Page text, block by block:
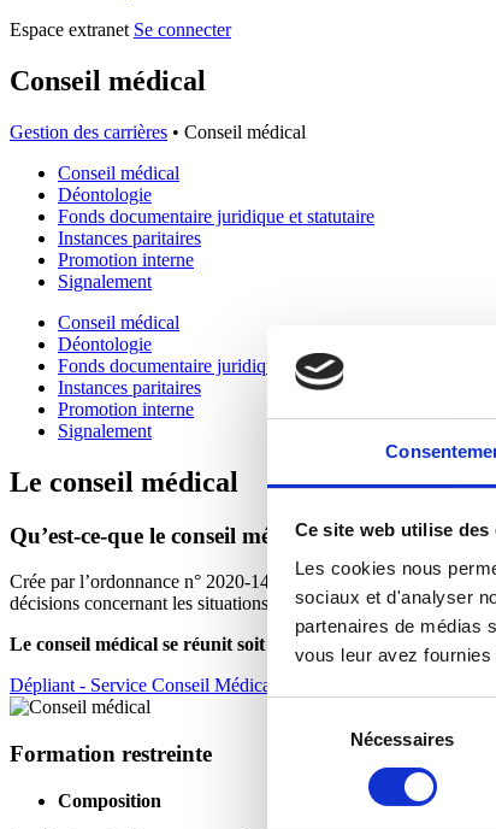
Ce site web utilise des
Les cookies nous
sociaux et d'analyser
partenaires de médias
vous leur avez
consentement
Nécessaires
Espace extranet Se connecter
Conseil médical
Gestion des carrières • Conseil médical
Conseil médical
Déontologie
Fonds documentaire juridique et statutaire
Instances paritaires
Promotion interne
Signalement
Conseil médical
Déontologie
Fonds documentaire juridique et statutaire
Instances paritaires
Promotion interne
Signalement
Le conseil médical
Qu’est-ce-que le conseil médical ?
Crée par l’ordonnance n° 2020-1447 du 25/11/2020 et le
décisions concernant les situations administratives des agents,
Le conseil médical se réunit soit en formation restreinte soit
Dépliant - Service Conseil Médical
Formation restreinte
Composition